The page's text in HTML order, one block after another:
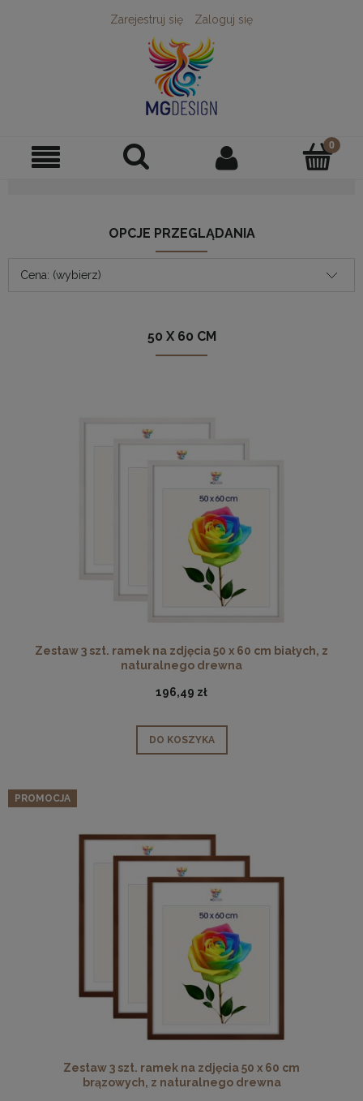
Zarejestruj się Zaloguj się
OPCJE PRZEGLĄDANIA
Cena: (wybierz)
50 X 60 CM
Zestaw 3 szt. ramek na zdjęcia 50 x 60 cm białych, z
naturalnego drewna
196,49 zł
DO KOSZYKA
Zestaw 3 szt. ramek na zdjęcia 50 x 60 cm
brązowych, z naturalnego drewna
PROMOCJA